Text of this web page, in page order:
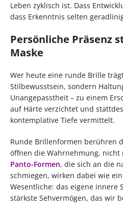
Leben zyklisch ist. Dass
dass Erkenntnis selten
Persönliche Präsenz
Maske
Wer heute eine runde Brille
Stilbewusstsein, sondern
Unangepasstheit – zu einem
auf Härte verzichtet und
kontemplative Tiefe vermittelt.
Runde Brillenformen berühren
öffnen die Wahrnehmung, nicht
Panto-Formen, die sich an die
schmiegen, wirken dabei wie
Wesentliche: das eigene innere
stärkste Sehvermögen, das wir